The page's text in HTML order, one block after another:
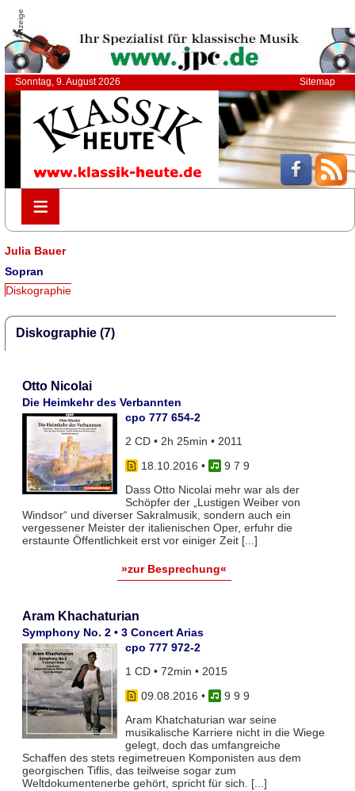
Anzeige
Sonntag, 9. August 2026 Sitemap
≡
≡
Julia Bauer
Sopran
Diskographie
Diskographie (7)
Otto Nicolai
Die Heimkehr des Verbannten
cpo 777 654-2
2 CD • 2h 25min • 2011
18.10.2016 •
9 7 9
Dass Otto Nicolai mehr war als der
Schöpfer der „Lustigen Weiber von
Windsor“ und diverser Sakralmusik, sondern auch ein
vergessener Meister der italienischen Oper, erfuhr die
erstaunte Öffentlichkeit erst vor einiger Zeit [...]
»zur Besprechung«
Aram Khachaturian
Symphony No. 2 • 3 Concert Arias
cpo 777 972-2
1 CD • 72min • 2015
09.08.2016 •
9 9 9
Aram Khatchaturian war seine
musikalische Karriere nicht in die Wiege
gelegt, doch das umfangreiche
Schaffen des stets regimetreuen Komponisten aus dem
georgischen Tiflis, das teilweise sogar zum
Weltdokumentenerbe gehört, spricht für sich. [...]